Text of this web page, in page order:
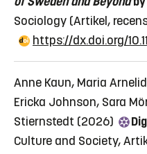
"transnationella
infrastruktur" och
antropologiska studier,
mediestudier.
Finansiär: Danmarks Frie
Period: 2024-2026
Sociology (Artikel,
https://dx.doi.org/
Anne Kaun, Maria
Ericka Johnson, Sara
Stiernstedt (2026)
Culture and Society,